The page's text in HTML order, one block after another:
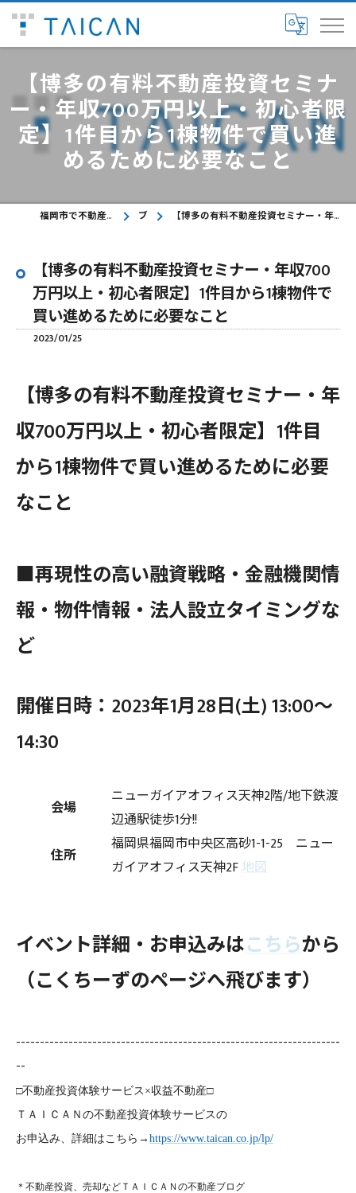
【博多の有料不動産投資セミナ
ー・年収700万円以上・初心者限
定】1件目から1棟物件で買い進
めるために必要なこと
福岡市で不動産に関するご相談ならTAICAN株式会社 ブログ 【博多の有料不動産投資セミナー・年収700万円以上・初心者限定】1件目から1棟物件で買い進めるために必要なこと
【博多の有料不動産投資セミナー・年収700
万円以上・初心者限定】1件目から1棟物件で
買い進めるために必要なこと
2023/01/25
【博多の有料不動産投資セミナー・年
収700万円以上・初心者限定】1件目
から1棟物件で買い進めるために必要
なこと
■再現性の高い融資戦略・金融機関情
報・物件情報・法人設立タイミングな
ど
開催日時：2023年1月28日(土) 13:00〜
14:30
会場
ニューガイアオフィス天神2階/地下鉄渡
辺通駅徒歩1分!!
住所
福岡県福岡市中央区高砂1-1-25 ニュー
ガイアオフィス天神2F地図
イベント詳細・お申込みはこちらから
（こくちーずのページへ飛びます）
--------------------------------------------------------------------
--
□不動産投資体験サービス×収益不動産□
ＴＡＩＣＡＮの不動産投資体験サービスの
お申込み、詳細はこちら→ https://www.taican.co.jp/lp/
＊不動産投資、売却などＴＡＩＣＡＮの不動産ブログ